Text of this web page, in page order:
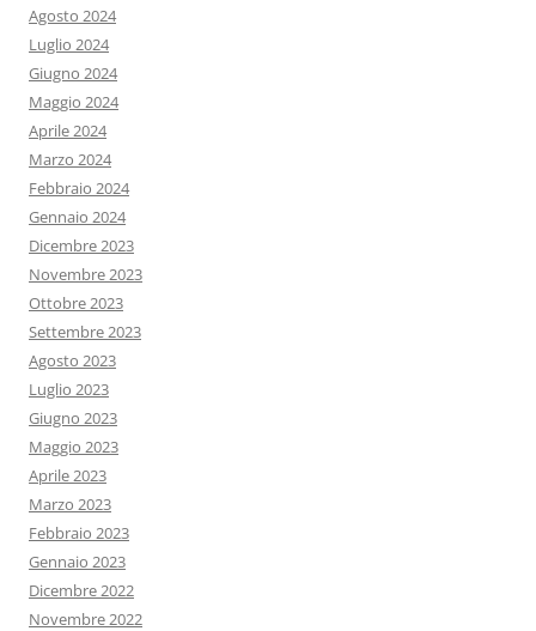
Agosto 2024
Luglio 2024
Giugno 2024
Maggio 2024
Aprile 2024
Marzo 2024
Febbraio 2024
Gennaio 2024
Dicembre 2023
Novembre 2023
Ottobre 2023
Settembre 2023
Agosto 2023
Luglio 2023
Giugno 2023
Maggio 2023
Aprile 2023
Marzo 2023
Febbraio 2023
Gennaio 2023
Dicembre 2022
Novembre 2022